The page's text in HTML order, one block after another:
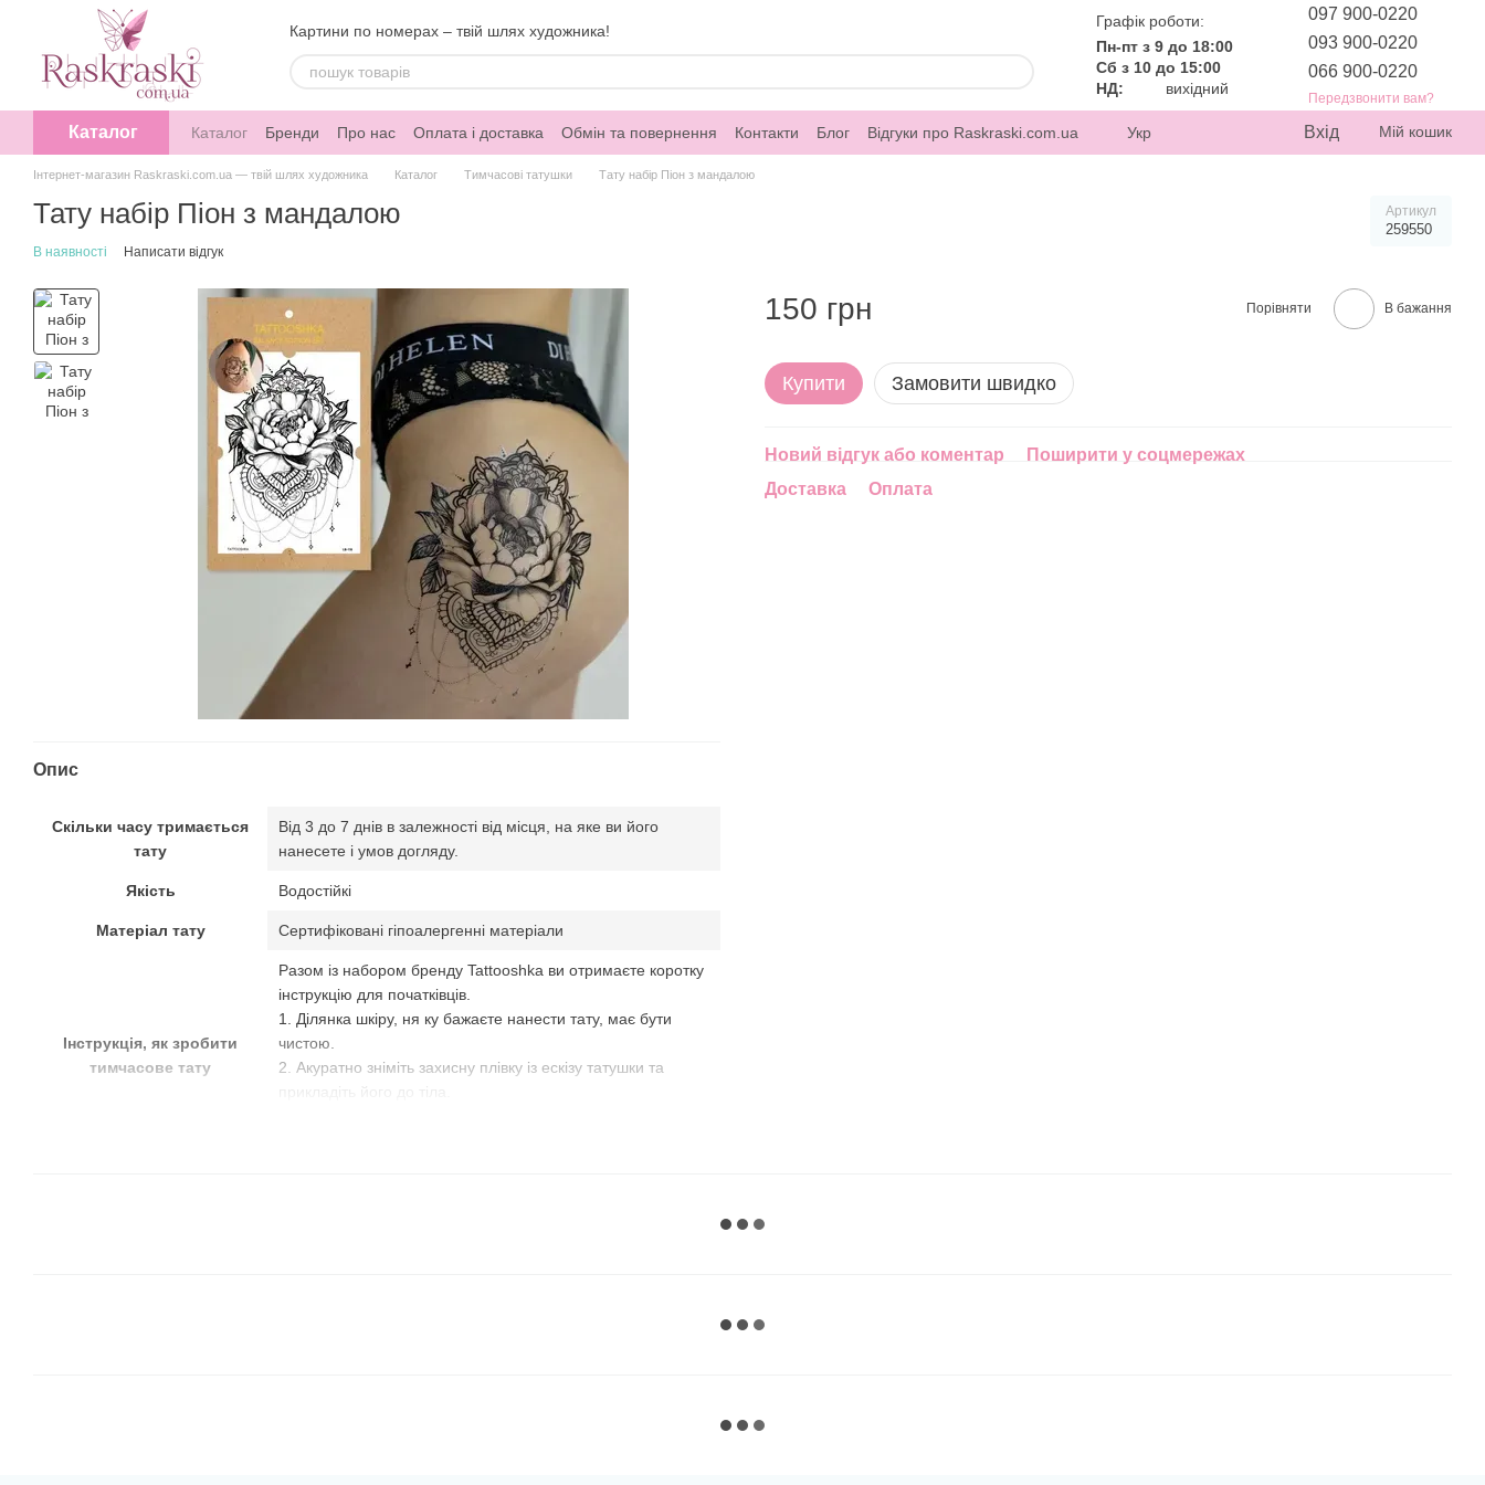
Перейти до основного контенту
Картини по номерах – твій шлях художника!
Графік роботи:
Пн-пт з 9 до 18:00
Сб з 10 до 15:00
НД:
вихідний
097 900-0220
093 900-0220
066 900-0220
Передзвонити вам?
Каталог Каталог Бренди Про нас Оплата і доставка Обмін та повернення Контакти Блог Відгуки про Raskraski.com.ua Укр Вхід Мій кошик
Інтернет-магазин Raskraski.com.ua — твій шлях художника Каталог Тимчасові татушки Тату набір Піон з мандалою
Тату набір Піон з мандалою Артикул
259550
В наявності Написати відгук
Опис
Скільки часу тримається
тату
Від 3 до 7 днів в залежності від місця, на яке ви його
нанесете і умов догляду.
Якість Водостійкі
Матеріал тату Сертифіковані гіпоалергенні матеріали
Інструкція, як зробити
тимчасове тату
Разом із набором бренду Tattooshka ви отримаєте коротку
інструкцію для початківців.
1. Ділянка шкіру, ня ку бажаєте нанести тату, має бути
чистою.
2. Акуратно зніміть захисну плівку із ескізу татушки та
прикладіть його до тіла.
150 грн Порівняти В бажання
Купити Замовити швидко
Новий відгук або коментар
Поширити у соцмережах
Доставка
Оплата